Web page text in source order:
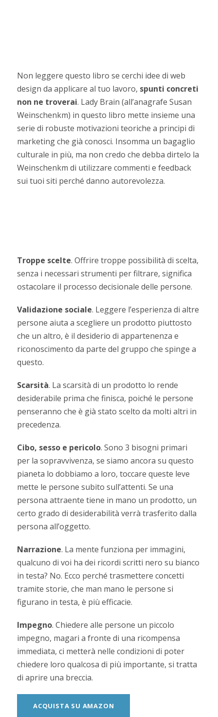
Non leggere questo libro se cerchi idee di web
design da applicare al tuo lavoro, spunti concreti
non ne troverai. Lady Brain (all’anagrafe Susan
Weinschenkm) in questo libro mette insieme una
serie di robuste motivazioni teoriche a principi di
marketing che già conosci. Insomma un bagaglio
culturale in più, ma non credo che debba dirtelo la
Weinschenkm di utilizzare commenti e feedback
sui tuoi siti perché danno autorevolezza.
Troppe scelte. Offrire troppe possibilità di scelta,
senza i necessari strumenti per filtrare, significa
ostacolare il processo decisionale delle persone.
Validazione sociale. Leggere l’esperienza di altre
persone aiuta a scegliere un prodotto piuttosto
che un altro, è il desiderio di appartenenza e
riconoscimento da parte del gruppo che spinge a
questo.
Scarsità. La scarsità di un prodotto lo rende
desiderabile prima che finisca, poiché le persone
penseranno che è già stato scelto da molti altri in
precedenza.
Cibo, sesso e pericolo. Sono 3 bisogni primari
per la sopravvivenza, se siamo ancora su questo
pianeta lo dobbiamo a loro, toccare queste leve
mette le persone subito sull’attenti. Se una
persona attraente tiene in mano un prodotto, un
certo grado di desiderabilità verrà trasferito dalla
persona all’oggetto.
Narrazione. La mente funziona per immagini,
qualcuno di voi ha dei ricordi scritti nero su bianco
in testa? No. Ecco perché trasmettere concetti
tramite storie, che man mano le persone si
figurano in testa, è più efficacie.
Impegno. Chiedere alle persone un piccolo
impegno, magari a fronte di una ricompensa
immediata, ci metterà nelle condizioni di poter
chiedere loro qualcosa di più importante, si tratta
di aprire una breccia.